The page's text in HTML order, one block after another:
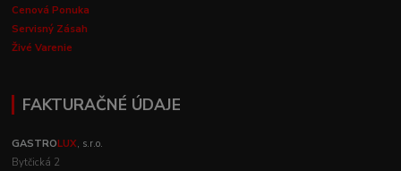
Cenová Ponuka
Servisný Zásah
Živé Varenie
FAKTURAČNÉ ÚDAJE
GASTROLUX, s.r.o.
Bytčická 2